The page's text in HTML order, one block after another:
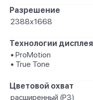
Разрешение
2388x1668
Технологии дисплея
• ProMotion
• True Tone
Цветовой охват
расширенный (P3)